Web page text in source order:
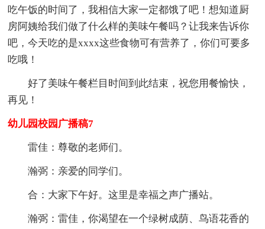
吃午饭的时间了，我相信大家一定都饿了吧！想知道厨
房阿姨给我们做了什么样的美味午餐吗？让我来告诉你
吧，今天吃的是xxxx这些食物可有营养了，你们可要多
吃哦！
好了美味午餐栏目时间到此结束，祝您用餐愉快，
再见！
幼儿园校园广播稿7
雷佳：尊敬的老师们。
瀚弼：亲爱的同学们。
合：大家下午好。这里是幸福之声广播站。
瀚弼：雷佳，你渴望在一个绿树成荫、鸟语花香的